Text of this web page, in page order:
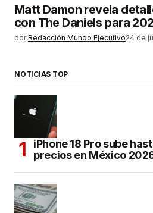
Matt Damon revela
con The Daniels para
por Redacción Mundo Ejecutivo24 de
NOTICIAS TOP
iPhone 18 Pro sube
precios en México